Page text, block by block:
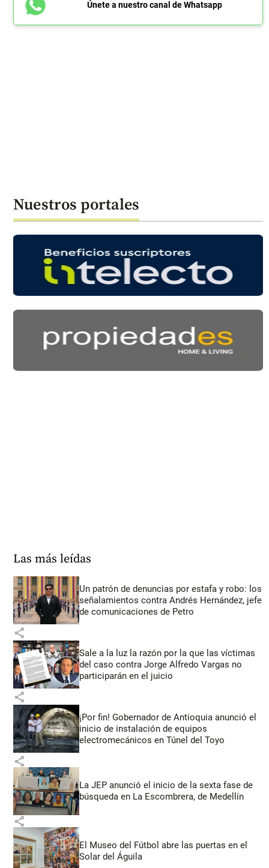
Únete a nuestro canal de Whatsapp
Nuestros portales
Las más leídas
Un patrón de denuncias por estafa y robo: los
señalamientos contra Andrés Hernández, jefe
de comunicaciones de Petro
share
Sale a la luz la razón por la que las víctimas
del caso contra Jorge Alfredo Vargas no
participarán en el juicio
share
¡Por fin! Gobernador de Antioquia anunció el
inicio de instalación de equipos
electromecánicos en Túnel del Toyo
share
La JEP anunció el inicio de la sexta fase de
búsqueda en La Escombrera, de Medellín
share
El Museo del Fútbol abre las puertas en el
Solar del Águila